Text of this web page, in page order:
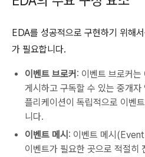
EDA를 성공적으로 구현하기 위해
가 필요합니다.
이벤트 브로커 : 이벤트 브로커는
게시하고 구독할 수 있는 중개
플리케이션이 독립적으로 이벤
니다.
이벤트 메시 : 이벤트 메시
이벤트가 필요한 곳으로 적절히